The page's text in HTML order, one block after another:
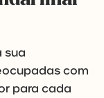
sua
com
para cada